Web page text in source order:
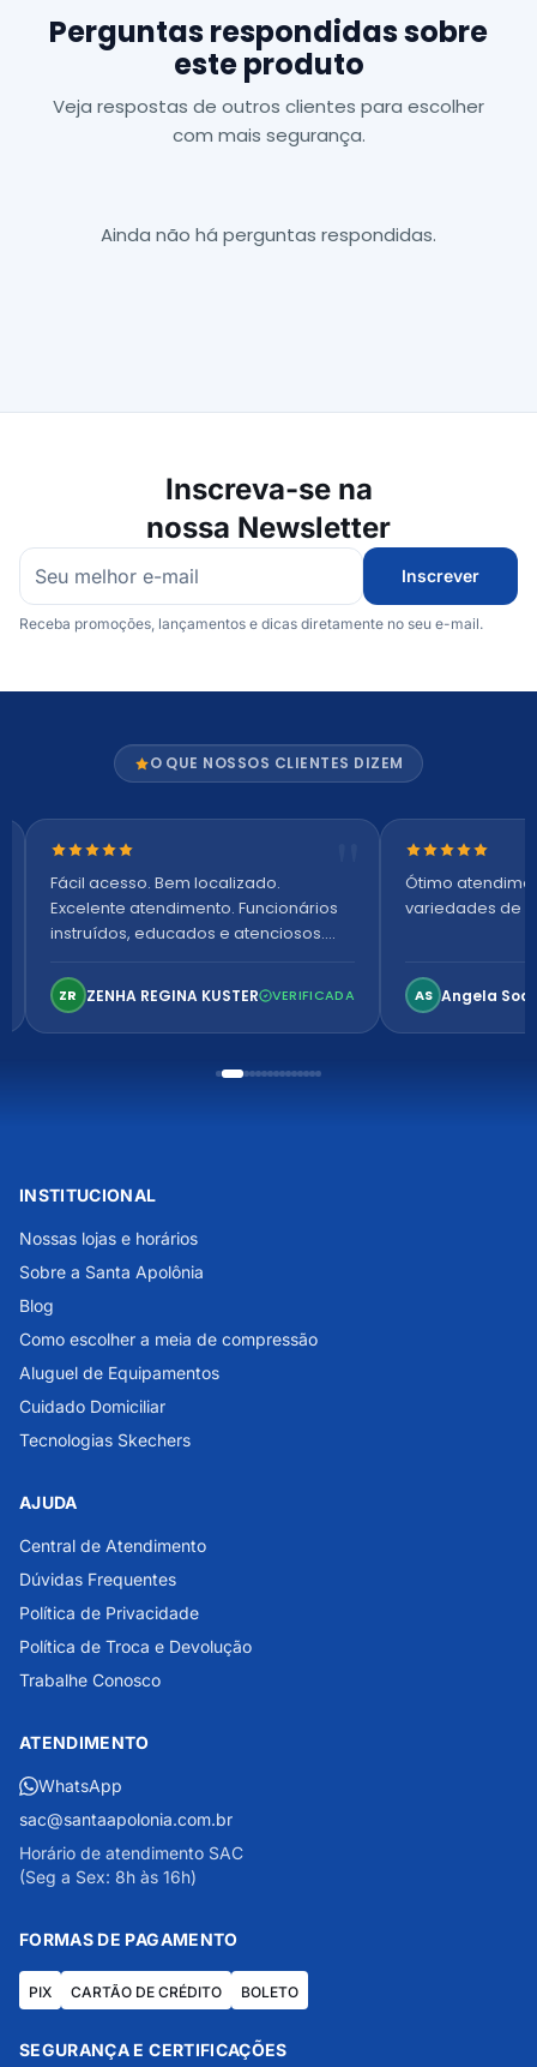
Perguntas respondidas sobre
este produto
Veja respostas de outros clientes para escolher
com mais segurança.
Ainda não há perguntas respondidas.
Inscreva-se na
nossa Newsletter
Inscrever
Receba promoções, lançamentos e dicas diretamente no seu e-mail.
O QUE NOSSOS CLIENTES DIZEM
Nota 5 de 5 estrelas
Fácil acesso. Bem localizado.
Excelente atendimento. Funcionários
instruídos, educados e atenciosos.
confortável. Perfeito!
ZR ZENHA REGINA KUSTER VERIFICADA
Nota 5 de 5
Ótimo
variedades de
AS Angela
INSTITUCIONAL
Nossas lojas e horários
Sobre a Santa Apolônia
Blog
Como escolher a meia de compressão
Aluguel de Equipamentos
Cuidado Domiciliar
Tecnologias Skechers
AJUDA
Central de Atendimento
Dúvidas Frequentes
Política de Privacidade
Política de Troca e Devolução
Trabalhe Conosco
ATENDIMENTO
WhatsApp
sac@santaapolonia.com.br
Horário de atendimento SAC
(Seg a Sex: 8h às 16h)
FORMAS DE PAGAMENTO
PIX CARTÃO DE CRÉDITO BOLETO
SEGURANÇA E CERTIFICAÇÕES